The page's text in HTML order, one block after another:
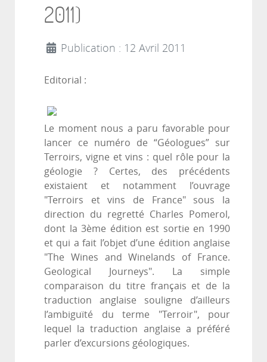
2011)
Publication : 12 Avril 2011
Editorial :
Le moment nous a paru favorable pour
lancer ce numéro de “Géologues” sur
Terroirs, vigne et vins : quel rôle pour la
géologie ? Certes, des précédents
existaient et notamment l’ouvrage
"Terroirs et vins de France" sous la
direction du regretté Charles Pomerol,
dont la 3ème édition est sortie en 1990
et qui a fait l’objet d’une édition anglaise
"The Wines and Winelands of France.
Geological Journeys". La simple
comparaison du titre français et de la
traduction anglaise souligne d’ailleurs
l’ambiguïté du terme "Terroir", pour
lequel la traduction anglaise a préféré
parler d’excursions géologiques.